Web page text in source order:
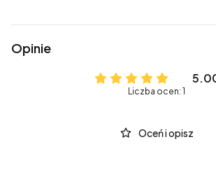
Opinie
Liczba ocen: 1
Oceń i opisz